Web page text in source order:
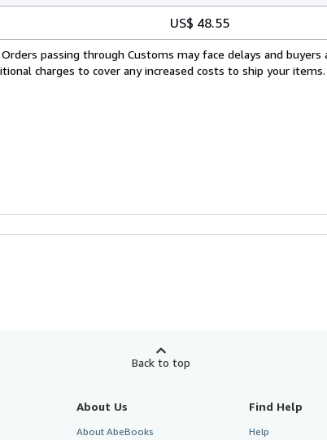
US$ 48.55
passing through Customs may face delays and
charges to cover any increased costs to ship your items.
Back to top
About Us
About AbeBooks
Find Help
Help